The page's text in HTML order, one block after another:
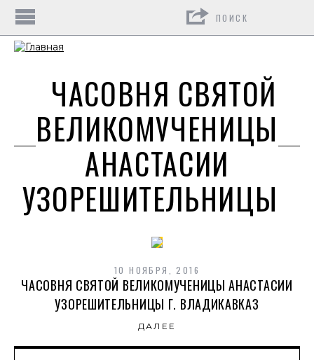
ЧАСОВНЯ СВЯТОЙ
ВЕЛИКОМУЧЕНИЦЫ
АНАСТАСИИ
УЗОРЕШИТЕЛЬНИЦЫ
10 НОЯБРЯ, 2016
ЧАСОВНЯ СВЯТОЙ ВЕЛИКОМУЧЕНИЦЫ АНАСТАСИИ
УЗОРЕШИТЕЛЬНИЦЫ Г. ВЛАДИКАВКАЗ
ДАЛЕЕ